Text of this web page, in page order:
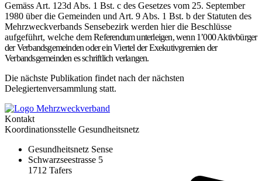
Gemäss Art. 123d Abs. 1 Bst. c des Gesetzes vom 25. September
1980 über die Gemeinden und Art. 9 Abs. 1 Bst. b der Statuten des
Mehrzweckverbands Sensebezirk werden hier die Beschlüsse
aufgeführt, welche demReferendum unterleigen, wenn 1’000 Aktivbürger
der Verbandsgemeinden oder ein Viertel der Exekutivgremien der
Verbandsgemeinden es schriftlich verlangen.
Die nächste Publikation findet nach der nächsten
Delegiertenversammlung statt.
Kontakt
Koordinationsstelle Gesundheitsnetz
Gesundheitsnetz Sense
Schwarzseestrasse 5
1712 Tafers